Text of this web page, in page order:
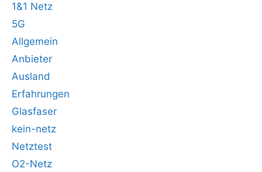
1&1 Netz
5G
Allgemein
Anbieter
Ausland
Erfahrungen
Glasfaser
kein-netz
Netztest
O2-Netz